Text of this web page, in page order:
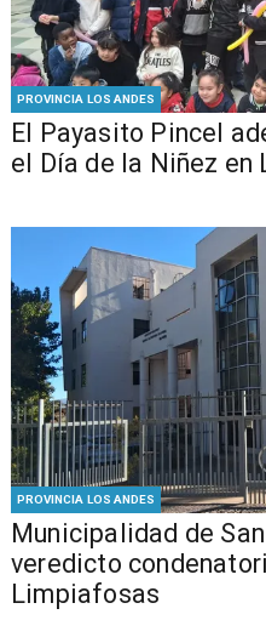
PROVINCIA LOS ANDES
El Payasito Pincel
el Día de la Niñez en
PROVINCIA LOS ANDES
Municipalidad de
veredicto
Limpiafosas